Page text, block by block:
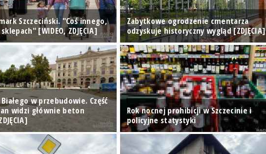
Szczeciński. "Coś innego,
[WIDEO, ZDJĘCIA]
Zabytkowe ogrodzenie cmentarza
odzyskuje historyczny wygląd [ZDJĘCIA]
Białego w przebudowie. Część
widzi głównie beton
Rok nocnej prohibicji w Szczecinie i
policyjne statystyki